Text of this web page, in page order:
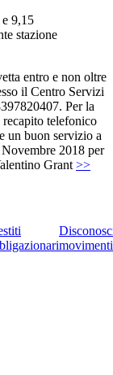
9,15
stazione
entro e non oltre
il Centro Servizi
Per la
telefonico
un buon servizio a
2018 per
Grant >>
movimenti